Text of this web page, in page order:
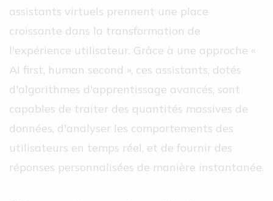
assistants virtuels prennent une place
croissante dans la transformation de
l'expérience utilisateur. Grâce à une approche «
AI first, human second », ces assistants, dotés
d'algorithmes d'apprentissage avancés, sont
capables de traiter des quantités massives de
données, d'analyser les comportements des
utilisateurs en temps réel, et de fournir des
réponses personnalisées de manière instantanée.